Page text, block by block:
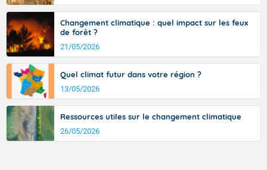
Changement climatique : quel impact sur les feux
de forêt ?
21/05/2026
Quel climat futur dans votre région ?
13/05/2026
Ressources utiles sur le changement climatique
26/05/2026